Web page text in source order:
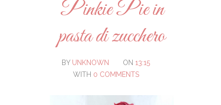
Pinkie Pie in
pasta di zucchero
BY UNKNOWN ON 13:15
WITH 0 COMMENTS